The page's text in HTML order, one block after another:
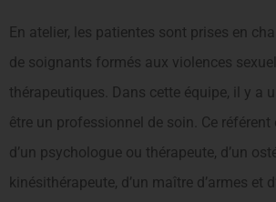
En atelier, les patientes sont prises en
de soignants formés aux vio­lences
thérapeutiques. Dans cette équipe, il y a
être un professionnel de soin. Ce
d’un psychologue ou thé­rapeute, d’un
kinésithérapeute, d’un maître d’armes et